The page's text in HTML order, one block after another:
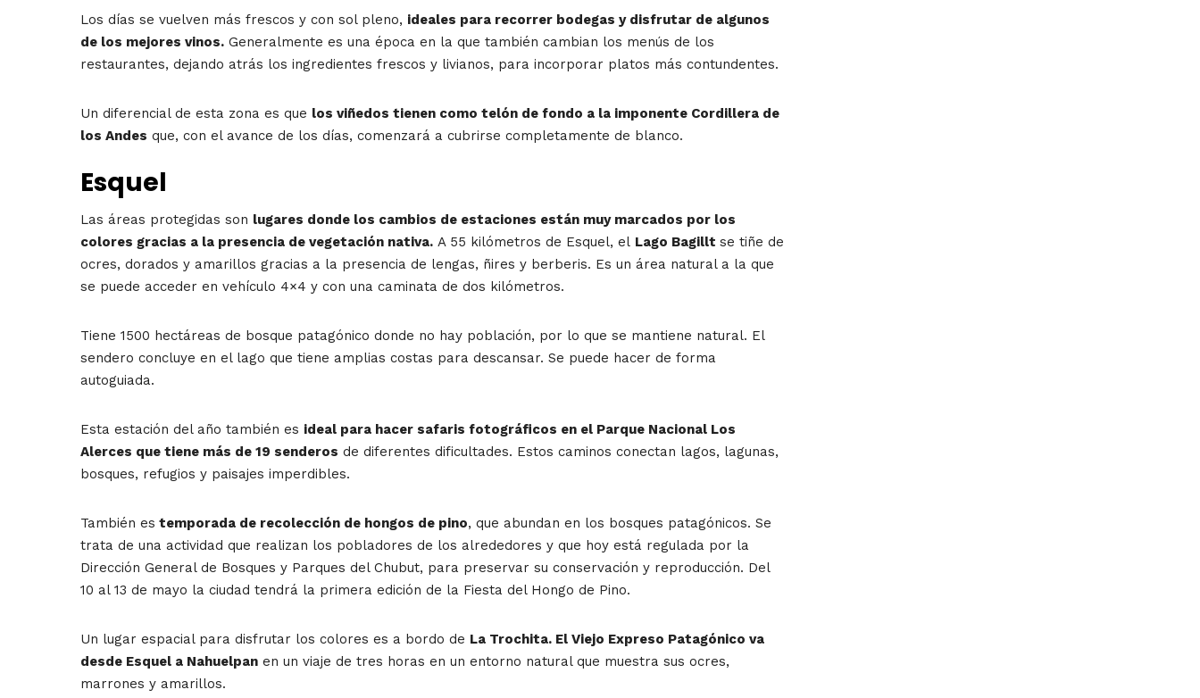
Los días se vuelven más frescos y con sol pleno, ideales para recorrer bodegas y disfrutar de algunos
de los mejores vinos. Generalmente es una época en la que también cambian los menús de los
restaurantes, dejando atrás los ingredientes frescos y livianos, para incorporar platos más contundentes.
Un diferencial de esta zona es que los viñedos tienen como telón de fondo a la imponente Cordillera de
los Andes que, con el avance de los días, comenzará a cubrirse completamente de blanco.
Esquel
Las áreas protegidas son lugares donde los cambios de estaciones están muy marcados por los
colores gracias a la presencia de vegetación nativa. A 55 kilómetros de Esquel, el Lago Bagillt se tiñe de
ocres, dorados y amarillos gracias a la presencia de lengas, ñires y berberis. Es un área natural a la que
se puede acceder en vehículo 4×4 y con una caminata de dos kilómetros.
Tiene 1500 hectáreas de bosque patagónico donde no hay población, por lo que se mantiene natural. El
sendero concluye en el lago que tiene amplias costas para descansar. Se puede hacer de forma
autoguiada.
Esta estación del año también es ideal para hacer safaris fotográficos en el Parque Nacional Los
Alerces que tiene más de 19 senderos de diferentes dificultades. Estos caminos conectan lagos, lagunas,
bosques, refugios y paisajes imperdibles.
También es temporada de recolección de hongos de pino, que abundan en los bosques patagónicos. Se
trata de una actividad que realizan los pobladores de los alrededores y que hoy está regulada por la
Dirección General de Bosques y Parques del Chubut, para preservar su conservación y reproducción. Del
10 al 13 de mayo la ciudad tendrá la primera edición de la Fiesta del Hongo de Pino.
Un lugar espacial para disfrutar los colores es a bordo de La Trochita. El Viejo Expreso Patagónico va
desde Esquel a Nahuelpan en un viaje de tres horas en un entorno natural que muestra sus ocres,
marrones y amarillos.